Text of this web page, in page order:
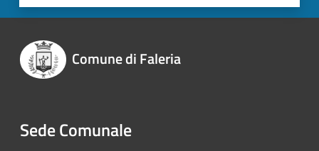
Comune di Faleria
Sede Comunale